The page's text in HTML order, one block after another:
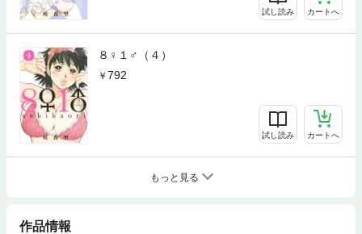
試し読み カートへ
８♀１♂（４）
792
試し読み カートへ
もっと見る
作品情報